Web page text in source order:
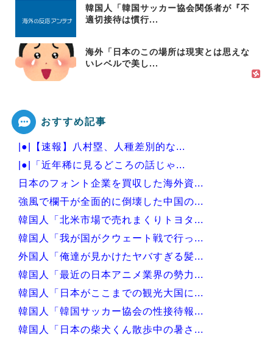
韓国人「韓国サッカー協会関係者が『不
適切接待は慣行...
海外「日本のこの場所は現実とは思えな
いレベルで美し...
おすすめ記事
|●|【速報】八村塁、人種差別的な...
|●|「近年稀に見るどころの話じゃ...
日本のフォント企業を買収した海外資...
強風で欄干が全面的に倒壊した中国の...
韓国人「北米市場で売れまくりトヨタ...
韓国人「我が国がクウェート戦で行っ...
外国人「俺達が見かけたヤバすぎる髪...
韓国人「最近の日本アニメ業界の勢力...
韓国人「日本がここまでの観光大国に...
韓国人「韓国サッカー協会の性接待報...
韓国人「日本の柴犬くん散歩中の暑さ...